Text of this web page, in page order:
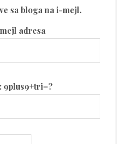
sa bloga na i-mejl.
adresa
9plus9+tri=?